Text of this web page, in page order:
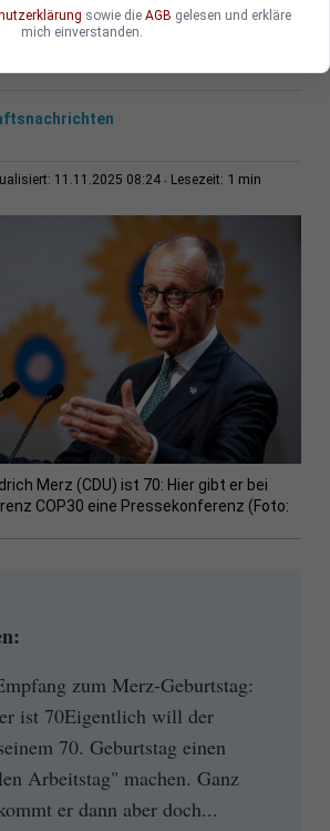
besonderes Programm.
11.11.2025 08:24 Lesezeit: 1 min
Merz (CDU) ist 70: Hier gibt er bei
COP30 eine Pressekonferenz (Foto:
zum Merz-Geburtstag:
ist 70Eigentlich will der
70. Geburtstag einen
Arbeitstag" machen. Ganz
er dann aber doch...
sowie die AGB gelesen und erkläre
mich einverstanden.